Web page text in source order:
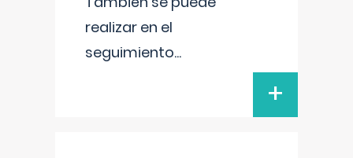
realizar en el
seguimiento...
+